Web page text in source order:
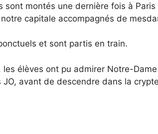
montés une dernière fois à
capitale accompagnés de
et sont partis en train.
les élèves ont pu admirer Notre-
avant de descendre dans la